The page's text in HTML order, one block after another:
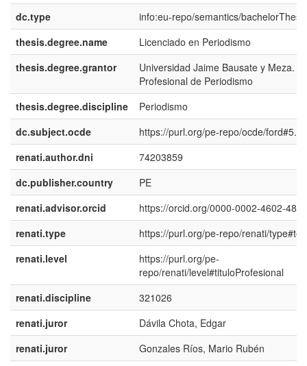
dc.type
info:eu-repo/semantics/bachelorThesis
thesis.degree.name
Licenciado en Periodismo
thesis.degree.grantor
Universidad Jaime Bausate y Meza.
Profesional de Periodismo
thesis.degree.discipline
Periodismo
dc.subject.ocde
https://purl.org/pe-repo/ocde/
renati.author.dni
74203859
dc.publisher.country
PE
renati.advisor.orcid
https://orcid.org/0000-0002-4602-
renati.type
https://purl.org/pe-repo/renati/
renati.level
https://purl.org/pe-
repo/renati/level#tituloProfesional
renati.discipline
321026
renati.juror
Dávila Chota, Edgar
renati.juror
Gonzales Ríos, Mario Rubén